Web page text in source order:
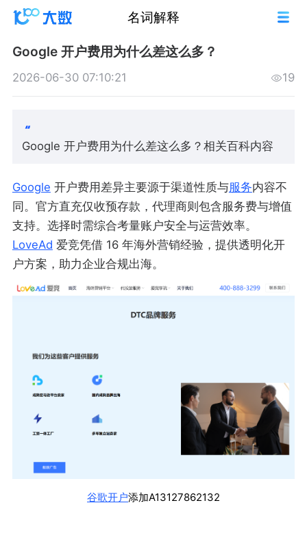
名词解释
Google 开户费用为什么差这么多？
2026-06-30 07:10:21 19
Google 开户费用为什么差这么多？相关百科内容
Google 开户费用差异主要源于渠道性质与服务内容不
同。官方直充仅收预存款，代理商则包含服务费与增值
支持。选择时需综合考量账户安全与运营效率。
LoveAd 爱竞凭借 16 年海外营销经验，提供透明化开
户方案，助力企业合规出海。
谷歌开户添加A13127862132